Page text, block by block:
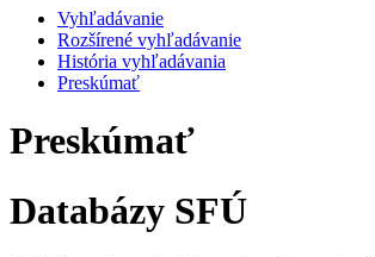
Vyhľadávanie
Rozšírené vyhľadávanie
História vyhľadávania
Preskúmať
Preskúmať
Databázy SFÚ